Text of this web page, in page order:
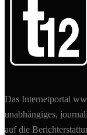
Das Internetportal
unabhängiges,
auf die